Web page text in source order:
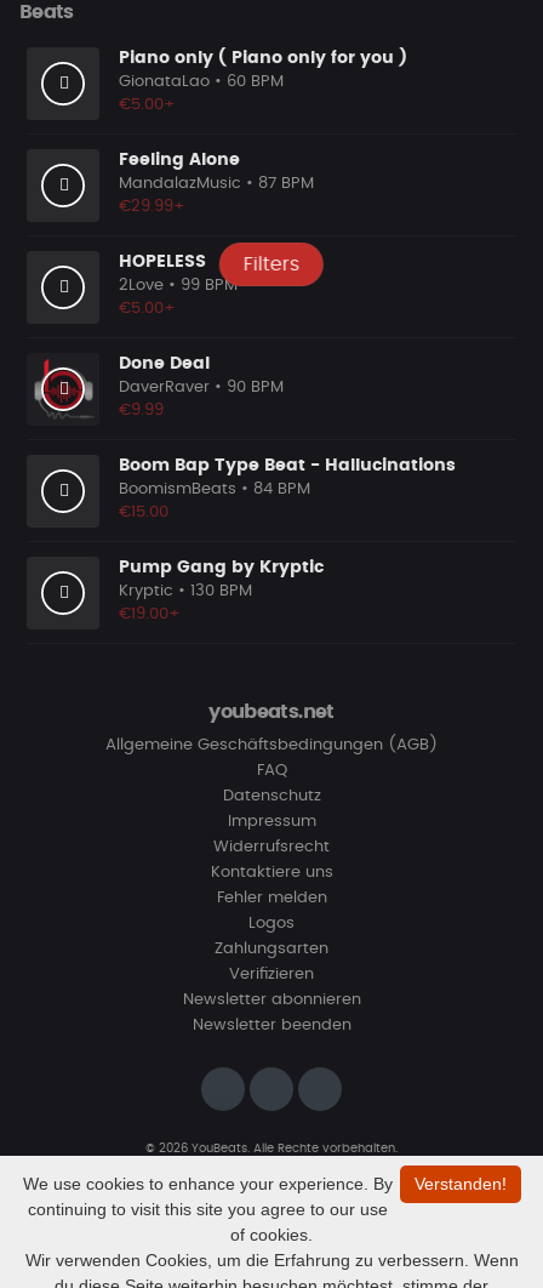
Filters
Beats
Piano only ( Piano only for you )
GionataLao • 60 BPM
€5.00+
Feeling Alone
MandalazMusic • 87 BPM
€29.99+
HOPELESS
2Love • 99 BPM
€5.00+
Done Deal
DaverRaver • 90 BPM
€9.99
Boom Bap Type Beat - Hallucinations
BoomismBeats • 84 BPM
€15.00
Pump Gang by Kryptic
Kryptic • 130 BPM
€19.00+
youbeats.net
Allgemeine Geschäftsbedingungen (AGB)
FAQ
Datenschutz
Impressum
Widerrufsrecht
Kontaktiere uns
Fehler melden
Logos
Zahlungsarten
Verifizieren
Newsletter abonnieren
Newsletter beenden
© 2026 YouBeats. Alle Rechte vorbehalten.
Verstanden!
We use cookies to enhance your experience. By
continuing to visit this site you agree to our use
of cookies.
Wir verwenden Cookies, um die Erfahrung zu verbessern. Wenn